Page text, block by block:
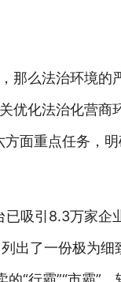
那么法治环境
优化法治化营
面重点任务，
已吸引8.3万家
出了一份极为细